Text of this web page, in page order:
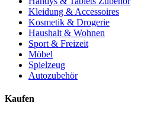
Kleidung & Accessoires
Kosmetik & Drogerie
Haushalt & Wohnen
Sport & Freizeit
Möbel
Spielzeug
Autozubehör
Kaufen